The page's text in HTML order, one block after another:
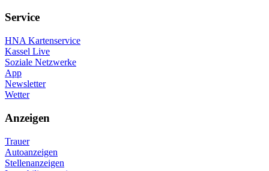
Service
HNA Kartenservice
Kassel Live
Soziale Netzwerke
App
Newsletter
Wetter
Anzeigen
Trauer
Autoanzeigen
Stellenanzeigen